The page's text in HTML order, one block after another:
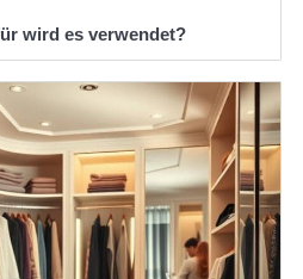
wird es verwendet?